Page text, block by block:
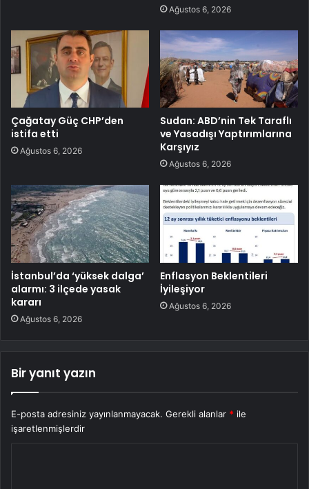
Ağustos 6, 2026
Çağatay Güç CHP’den
istifa etti
Ağustos 6, 2026
Sudan: ABD’nin Tek Taraflı
ve Yasadışı Yaptırımlarına
Karşıyız
Ağustos 6, 2026
İstanbul’da ‘yüksek dalga’
alarmı: 3 ilçede yasak
kararı
Ağustos 6, 2026
Enflasyon Beklentileri
İyileşiyor
Ağustos 6, 2026
Bir yanıt yazın
E-posta adresiniz yayınlanmayacak. Gerekli alanlar * ile
işaretlenmişlerdir